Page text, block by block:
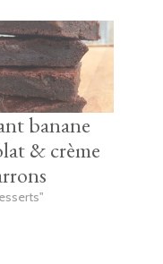
banane
& crème